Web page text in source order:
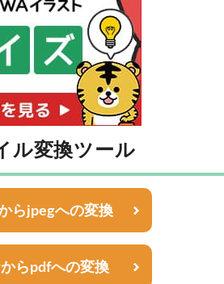
ル変換ツール
らjpegへの変換
らpdfへの変換